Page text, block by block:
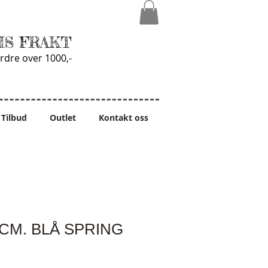
FRAKT
over 1000,-
Tilbud Outlet Kontakt oss
BLÅ SPRING